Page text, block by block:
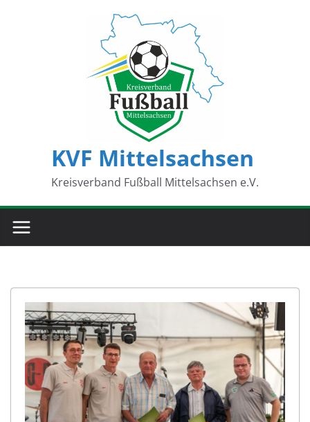
KVF Mittelsachsen
Kreisverband Fußball Mittelsachsen e.V.